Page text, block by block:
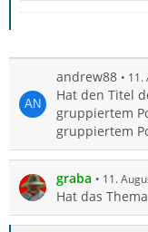
andrew88 11.
Hat den Titel
gruppiertem
gruppiertem
graba 11.
Hat das